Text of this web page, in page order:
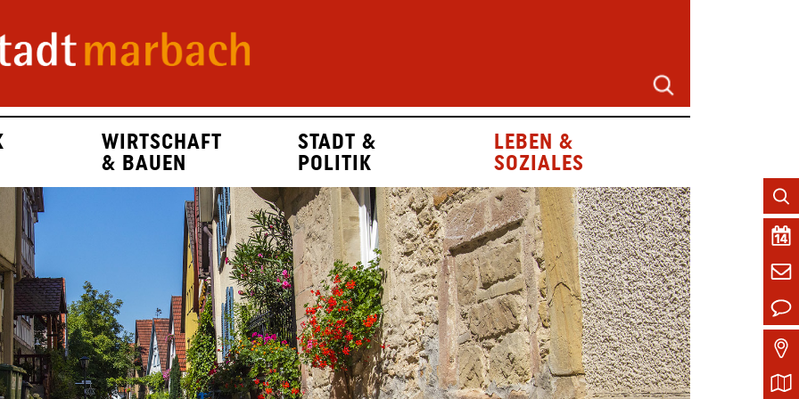
WIRTSCHAFT
& BAUEN
STADT &
POLITIK
LEBEN &
SOZIALES